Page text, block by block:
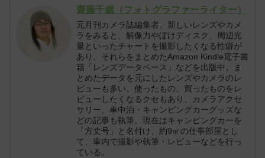
齋藤千歳（フォトグラファーライター）
元月刊カメラ誌編集者。新しいレンズやカメ
ラをみると、解像力やぼけディスク、周辺光
量といったチャートを撮影したくなる性癖が
あり、それらをまとめたAmazon Kindle電子書
籍「レンズデータベース」などを出版中。ま
とめたデータを元にしたレンズやカメラのレ
ビューも多い。使ったもの、買ったものをレ
ビューしたくなるクセもあり、カメラアクセ
サリー、車中泊・キャンピングカーグッズな
どの記事も執筆。現在はキャンピングカーを
「方丈号」と名付け、約9㎡の仕事部屋とし
て、車内で撮影や執筆・レビューなどを行っ
ている。